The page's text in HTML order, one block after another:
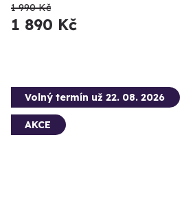
1 990 Kč
1 890 Kč
Volný termín už 22. 08. 2026
AKCE